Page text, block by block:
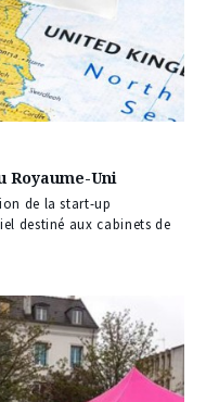
Royaume-Uni
de la start-up
destiné aux cabinets de